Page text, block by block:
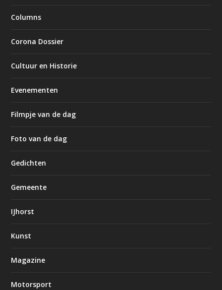
Columns
Corona Dossier
Cultuur en Historie
Evenementen
Filmpje van de dag
Foto van de dag
Gedichten
Gemeente
IJhorst
Kunst
Magazine
Motorsport